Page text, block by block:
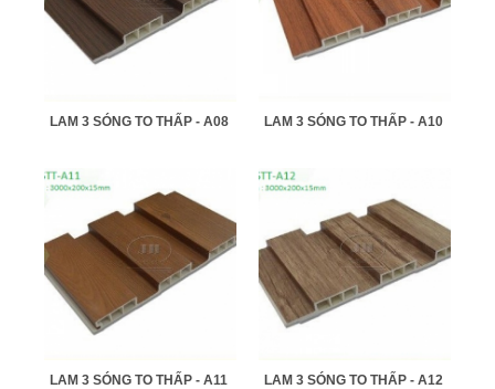
LAM 3 SÓNG TO THẤP - A08 LAM 3 SÓNG TO THẤP - A10
LAM 3 SÓNG TO THẤP - A11 LAM 3 SÓNG TO THẤP - A12